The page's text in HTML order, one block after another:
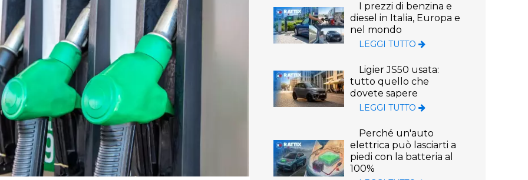
I prezzi di benzina e
diesel in Italia, Europa e
nel mondo
LEGGI TUTTO
Ligier JS50 usata:
tutto quello che
dovete sapere
LEGGI TUTTO
Perché un'auto
elettrica può lasciarti a
piedi con la batteria al
100%